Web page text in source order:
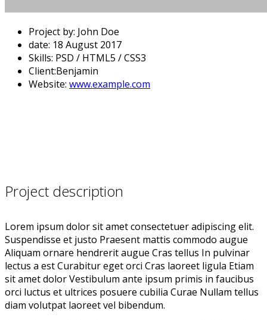
Project by: John Doe
date: 18 August 2017
Skills: PSD / HTML5 / CSS3
Client:Benjamin
Website: www.example.com
Project description
Lorem ipsum dolor sit amet consectetuer adipiscing elit.
Suspendisse et justo Praesent mattis commodo augue
Aliquam ornare hendrerit augue Cras tellus In pulvinar
lectus a est Curabitur eget orci Cras laoreet ligula Etiam
sit amet dolor Vestibulum ante ipsum primis in faucibus
orci luctus et ultrices posuere cubilia Curae Nullam tellus
diam volutpat laoreet vel bibendum.